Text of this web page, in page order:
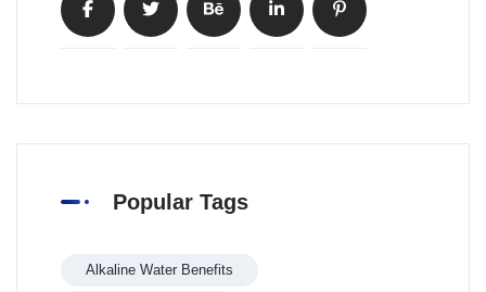
Popular Tags
Alkaline Water Benefits